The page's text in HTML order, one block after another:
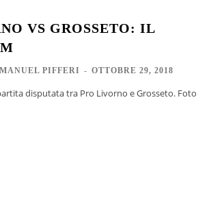
VS GROSSETO: IL
MANUEL PIFFERI - OTTOBRE 29, 2018
disputata tra Pro Livorno e Grosseto. Foto